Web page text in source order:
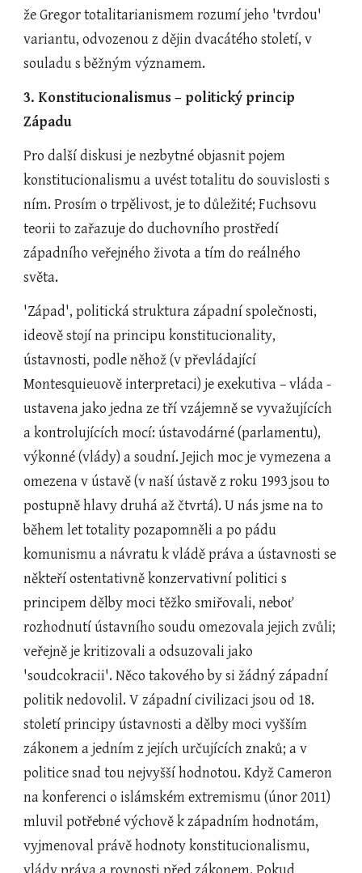
že Gregor totalitarianismem rozumí jeho 'tvrdou'
variantu, odvozenou z dějin dvacátého století, v
souladu s běžným významem.
3. Konstitucionalismus – politický princip
Západu
Pro další diskusi je nezbytné objasnit pojem
konstitucionalismu a uvést totalitu do souvislosti s
ním. Prosím o trpělivost, je to důležité; Fuchsovu
teorii to zařazuje do duchovního prostředí
západního veřejného života a tím do reálného
světa.
'Západ', politická struktura západní společnosti,
ideově stojí na principu konstitucionality,
ústavnosti, podle něhož (v převládající
Montesquieuově interpretaci) je exekutiva – vláda -
ustavena jako jedna ze tří vzájemně se vyvažujících
a kontrolujících mocí: ústavodárné (parlamentu),
výkonné (vlády) a soudní. Jejich moc je vymezena a
omezena v ústavě (v naší ústavě z roku 1993 jsou to
postupně hlavy druhá až čtvrtá). U nás jsme na to
během let totality pozapomněli a po pádu
komunismu a návratu k vládě práva a ústavnosti se
někteří ostentativně konzervativní politici s
principem dělby moci těžko smiřovali, neboť
rozhodnutí ústavního soudu omezovala jejich zvůli;
veřejně je kritizovali a odsuzovali jako
'soudcokracii'. Něco takového by si žádný západní
politik nedovolil. V západní civilizaci jsou od 18.
století principy ústavnosti a dělby moci vyšším
zákonem a jedním z jejích určujících znaků; a v
politice snad tou nejvyšší hodnotou. Když Cameron
na konferenci o islámském extremismu (únor 2011)
mluvil potřebné výchově k západním hodnotám,
vyjmenoval právě hodnoty konstitucionalismu,